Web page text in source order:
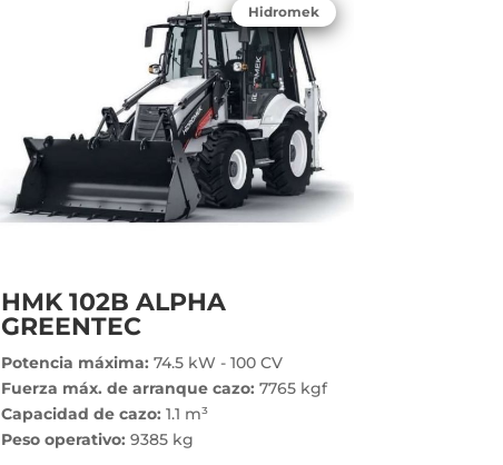
Hidromek
HMK 102B ALPHA
GREENTEC
Potencia máxima: 74.5 kW - 100 CV
Fuerza máx. de arranque cazo: 7765 kgf
Capacidad de cazo: 1.1 m³
Peso operativo: 9385 kg